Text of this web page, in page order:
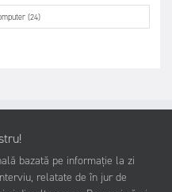
(24)
bazată pe informație la zi
relatate de în jur de